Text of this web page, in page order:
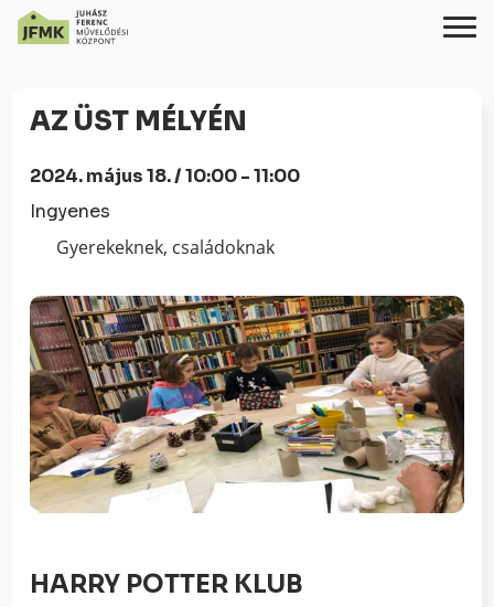
Content
navigációhozAZ ÜST MÉLYÉN
2024. május 18. / 10:00 - 11:00
Ingyenes
Gyerekeknek, családoknak
HARRY POTTER KLUB